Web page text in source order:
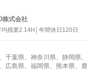
株式会社
残業2.14H│年間休日120日
千葉県、神奈川県、静岡県
広島県、福岡県、熊本県、